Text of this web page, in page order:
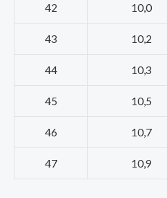
42 10,0
43 10,2
44 10,3
45 10,5
46 10,7
47 10,9